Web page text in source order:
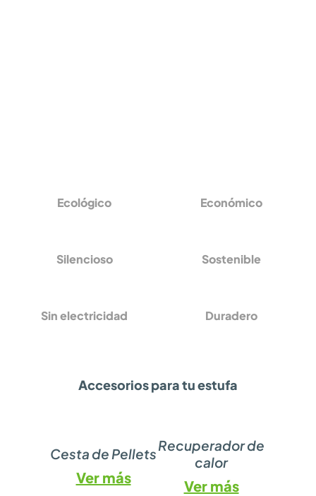
Ecológico Económico
Silencioso Sostenible
Sin electricidad Duradero
Accesorios para tu estufa
Cesta de Pellets
Ver más
Recuperador de
calor
Ver más